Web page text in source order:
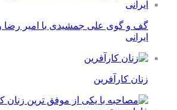
زنان کارآفرین
مصاحبه با یکی از موفق ترین زنان
فاطمه مقیمی